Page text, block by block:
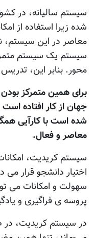
سیستم سالیانه، در
شده زیرا استفاده از
معاصر در این سیستم،
سیستم یک سیستم
محور. بنابر این،
برای همین متمرکز
جهان از کار افتاده
شده است با کارآیی
معاصر و فعال.
سیستم کریدیت،
اختیار دانشجو قرار می
سهولت و امکانات می
پروسه ی فراگیری و
در سیستم کریدیت، در